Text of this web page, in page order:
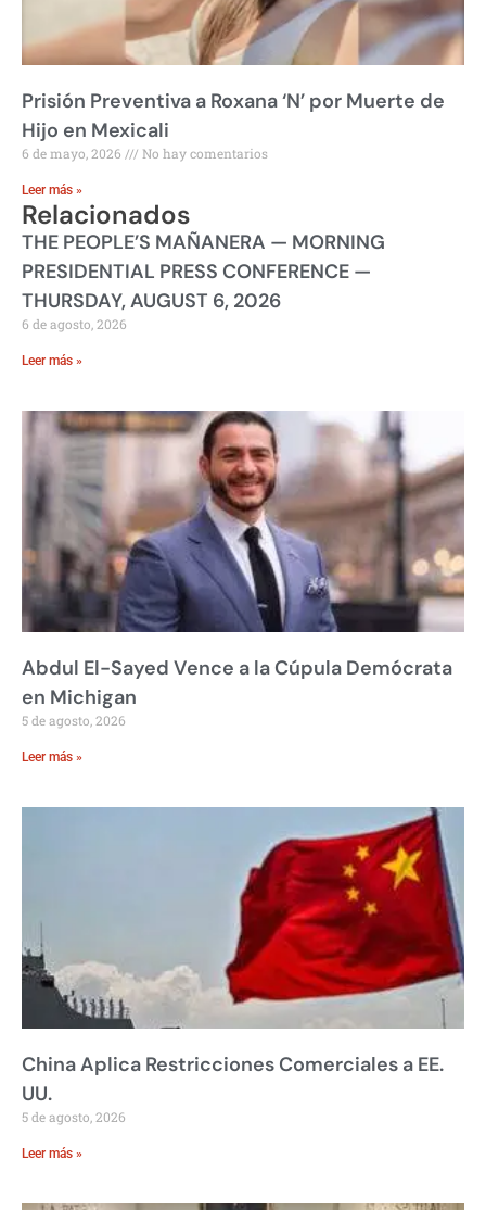
Prisión Preventiva a Roxana ‘N’ por Muerte de
Hijo en Mexicali
6 de mayo, 2026 No hay comentarios
Leer más »
Relacionados
THE PEOPLE’S MAÑANERA — MORNING
PRESIDENTIAL PRESS CONFERENCE —
THURSDAY, AUGUST 6, 2026
6 de agosto, 2026
Leer más »
Abdul El-Sayed Vence a la Cúpula Demócrata
en Michigan
5 de agosto, 2026
Leer más »
China Aplica Restricciones Comerciales a EE.
UU.
5 de agosto, 2026
Leer más »